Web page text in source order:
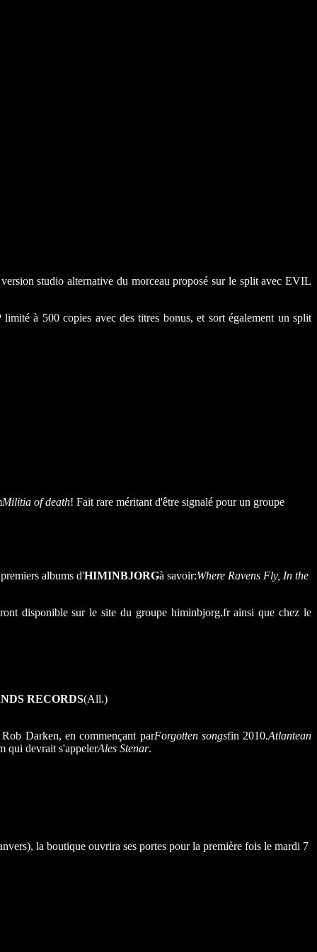
studio alternative du morceau proposé sur le split avec EVIL
à 500 copies avec des titres bonus, et sort également un split
Militia of death! Fait rare méritant d'être signalé pour un groupe
albums d'HIMINBJORGà savoir:Where Ravens Fly, In the
disponible sur le site du groupe himinbjorg.fr ainsi que chez le
RECORDS(All.)
Darken, en commençant parForgotten songsfin 2010.Atlantean
qui devrait s'appelerAles Stenar.
la boutique ouvrira ses portes pour la première fois le mardi 7